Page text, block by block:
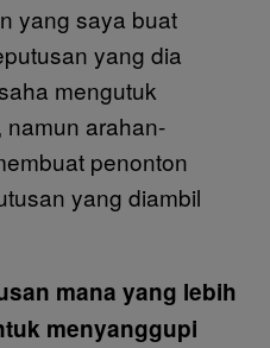
yang saya buat
yang dia
mengutuk
namun arahan-
penonton
yang diambil
mana yang lebih
menyanggupi